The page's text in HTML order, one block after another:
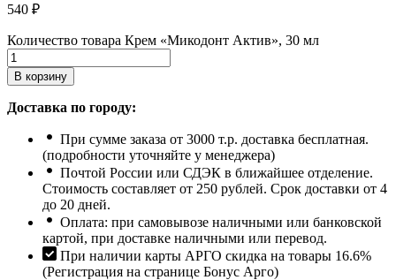
540 ₽
Количество товара Крем «Микодонт Актив», 30 мл
В корзину
Доставка по городу:
При сумме заказа от 3000 т.р. доставка бесплатная.
(подробности уточняйте у менеджера)
Почтой России или СДЭК в ближайшее отделение.
Стоимость составляет от 250 рублей. Срок доставки от 4
до 20 дней.
Оплата: при самовывозе наличными или банковской
картой, при доставке наличными или перевод.
При наличии карты АРГО скидка на товары 16.6%
(Регистрация на странице Бонус Арго)